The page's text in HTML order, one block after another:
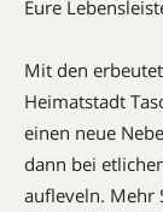
Eure
Mit den
Heimatstadt
einen neue
dann bei
aufleveln. Mehr